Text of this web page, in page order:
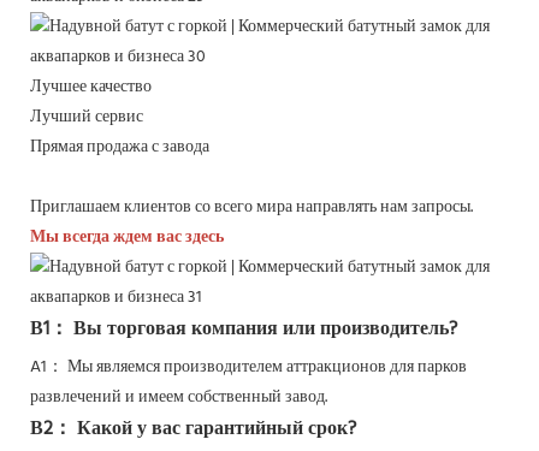
Лучшее качество
Лучший сервис
Прямая продажа с завода
Приглашаем клиентов со всего мира направлять нам запросы.
Мы всегда ждем вас здесь
В1： Вы торговая компания или производитель?
A1： Мы являемся производителем аттракционов для парков
развлечений и имеем собственный завод.
В2： Какой у вас гарантийный срок?